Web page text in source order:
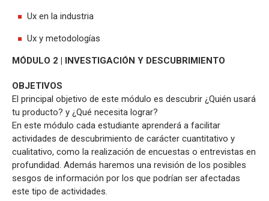
Ux en la industria
Ux y metodologías
MÓDULO 2 | INVESTIGACIÓN Y DESCUBRIMIENTO
OBJETIVOS
El principal objetivo de este módulo es descubrir ¿Quién usará
tu producto? y ¿Qué necesita lograr?
En este módulo cada estudiante aprenderá a facilitar
actividades de descubrimiento de carácter cuantitativo y
cualitativo, como la realización de encuestas o entrevistas en
profundidad. Además haremos una revisión de los posibles
sesgos de información por los que podrían ser afectadas
este tipo de actividades.